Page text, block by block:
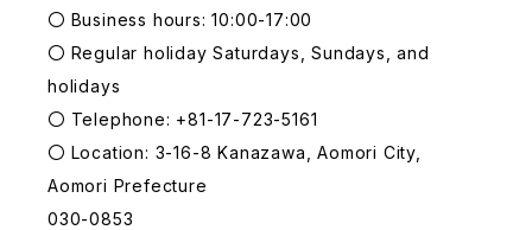
〇 Business hours: 10:00-17:00
〇 Regular holiday Saturdays, Sundays, and
holidays
〇 Telephone: +81-17-723-5161
〇 Location: 3-16-8 Kanazawa, Aomori City,
Aomori Prefecture
030-0853